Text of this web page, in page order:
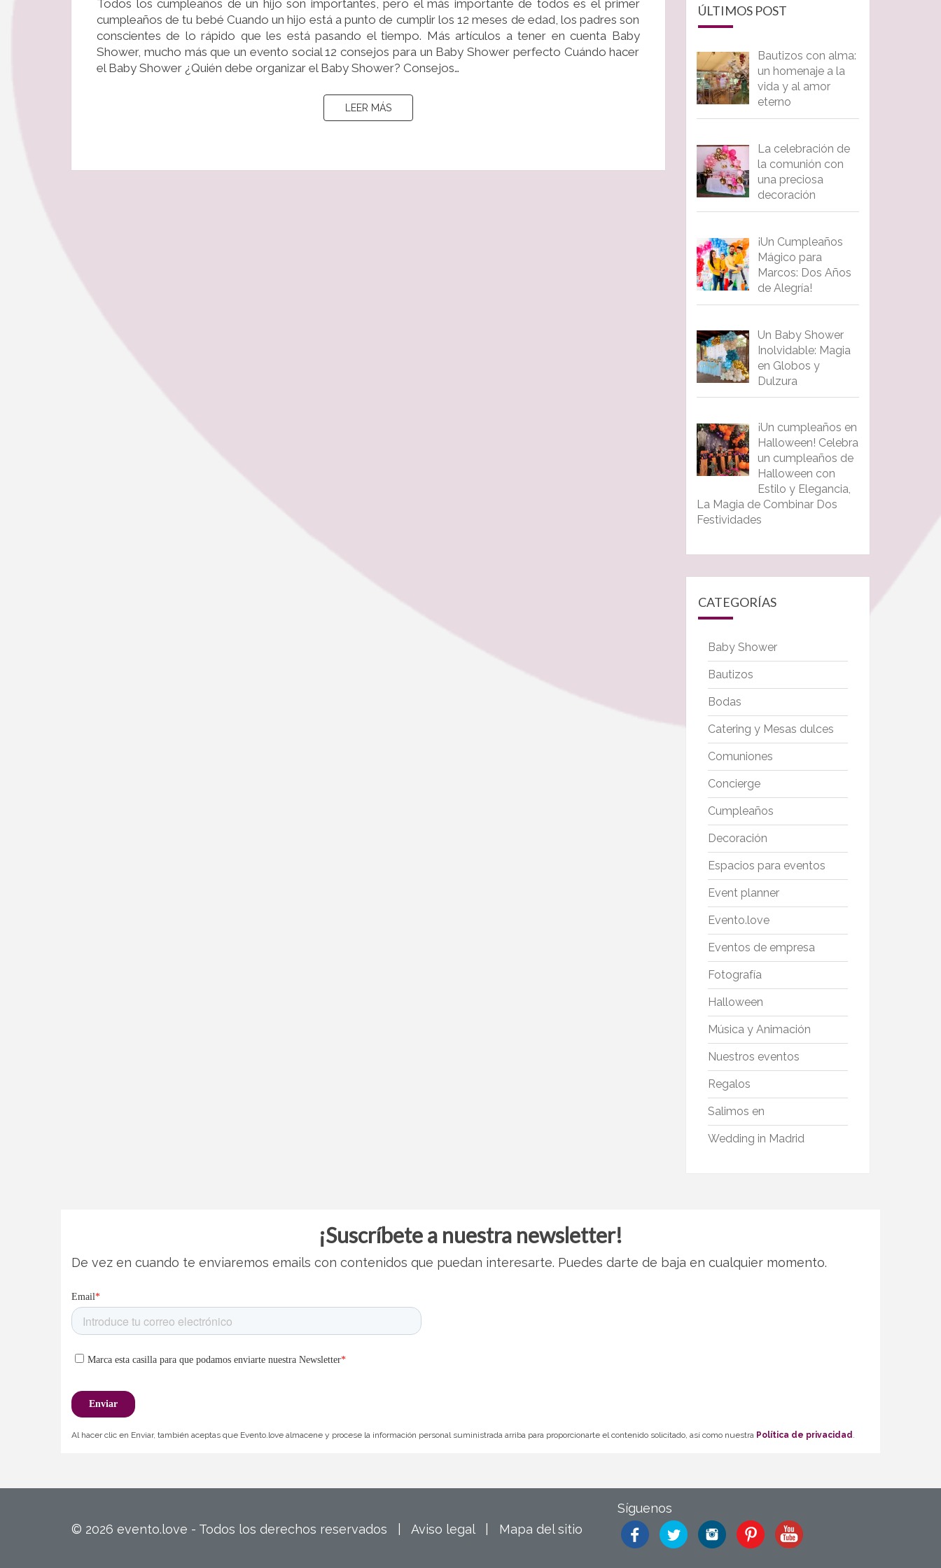
BEBÉ
Todos los cumpleaños de un hijo son importantes, pero el más importante de todos es el primer
cumpleaños de tu bebé Cuando un hijo está a punto de cumplir los 12 meses de edad, los padres son
conscientes de lo rápido que les está pasando el tiempo. Más artículos a tener en cuenta Baby
Shower, mucho más que un evento social 12 consejos para un Baby Shower perfecto Cuándo hacer
el Baby Shower ¿Quién debe organizar el Baby Shower? Consejos…
LEER MÁSLEER MÁS
ÚLTIMOS POST
Bautizos con alma:
un homenaje a la
vida y al amor
eterno
La celebración de
la comunión con
una preciosa
decoración
¡Un Cumpleaños
Mágico para
Marcos: Dos Años
de Alegría!
Un Baby Shower
Inolvidable: Magia
en Globos y
Dulzura
¡Un cumpleaños en
Halloween! Celebra
un cumpleaños de
Halloween con
Estilo y Elegancia,
La Magia de Combinar Dos
Festividades
CATEGORÍAS
Baby Shower
Bautizos
Bodas
Catering y Mesas dulces
Comuniones
Concierge
Cumpleaños
Decoración
Espacios para eventos
Event planner
Evento.love
Eventos de empresa
Fotografía
Halloween
Música y Animación
Nuestros eventos
Regalos
Salimos en
Wedding in Madrid
¡Suscríbete a nuestra newsletter!
De vez en cuando te enviaremos emails con contenidos que puedan interesarte. Puedes darte de baja en cualquier momento.
Al hacer clic en Enviar, también aceptas que Evento.love almacene y procese la información personal suministrada arriba para proporcionarte el contenido solicitado, así como nuestra Política de privacidad.
© 2026 evento.love - Todos los derechos reservados | Aviso legal| Mapa del sitio
Síguenos